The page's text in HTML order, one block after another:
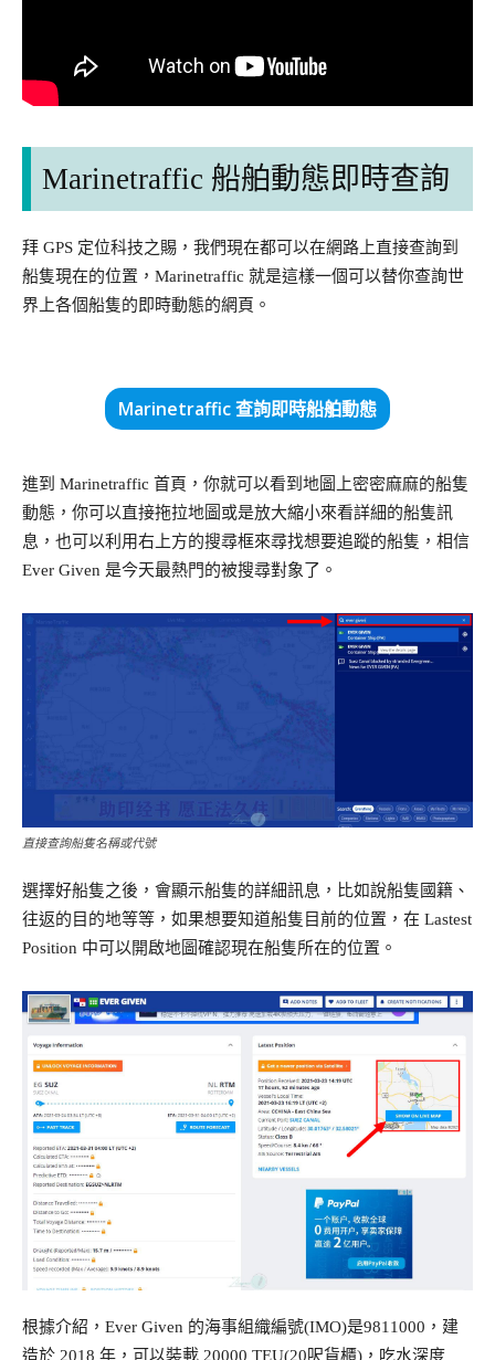
Marinetraffic 船舶動態即時查詢
拜 GPS 定位科技之賜，我們現在都可以在網路上直接查詢到
船隻現在的位置，Marinetraffic 就是這樣一個可以替你查詢世
界上各個船隻的即時動態的網頁。
Marinetraffic 查詢即時船舶動態
進到 Marinetraffic 首頁，你就可以看到地圖上密密麻麻的船隻
動態，你可以直接拖拉地圖或是放大縮小來看詳細的船隻訊
息，也可以利用右上方的搜尋框來尋找想要追蹤的船隻，相信
Ever Given 是今天最熱門的被搜尋對象了。
直接查詢船隻名稱或代號
選擇好船隻之後，會顯示船隻的詳細訊息，比如說船隻國籍、
往返的目的地等等，如果想要知道船隻目前的位置，在 Lastest
Position 中可以開啟地圖確認現在船隻所在的位置。
根據介紹，Ever Given 的海事組織編號(IMO)是9811000，建
造於 2018 年，可以裝載 20000 TEU(20呎貨櫃)，吃水深度